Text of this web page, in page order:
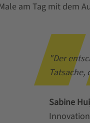
am Tag mit dem
"Der
Tatsache,
Sabine